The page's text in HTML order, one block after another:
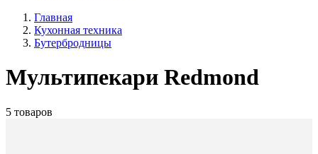
Главная
Кухонная техника
Бутербродницы
Мультипекари Redmond
5 товаров